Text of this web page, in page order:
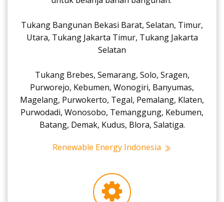
Tukang Bangunan Bekasi Barat, Selatan, Timur,
Utara, Tukang Jakarta Timur, Tukang Jakarta
Selatan
Tukang Brebes, Semarang, Solo, Sragen,
Purworejo, Kebumen, Wonogiri, Banyumas,
Magelang, Purwokerto, Tegal, Pemalang, Klaten,
Purwodadi, Wonosobo, Temanggung, Kebumen,
Batang, Demak, Kudus, Blora, Salatiga.
Renewable Energy Indonesia